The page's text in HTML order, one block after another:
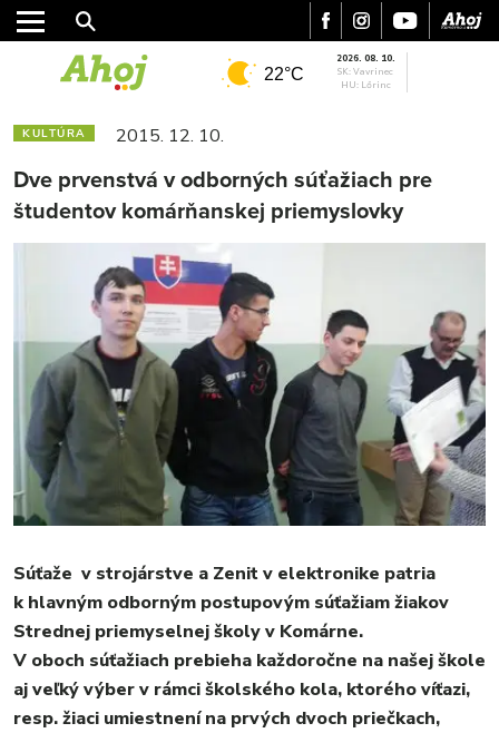
MESTO
ŠPORT
KULTÚRA
FOTKY
VIDEO
MIX
22°C
2026. 08. 10.
SK: Vavrinec
HU: Lőrinc
KULTÚRA 2015. 12. 10.
Dve prvenstvá v odborných súťažiach pre
študentov komárňanskej priemyslovky
Súťaže v strojárstve a Zenit v elektronike patria
k hlavným odborným postupovým súťažiam žiakov
Strednej priemyselnej školy v Komárne.
V oboch súťažiach prebieha každoročne na našej škole
aj veľký výber v rámci školského kola, ktorého víťazi,
resp. žiaci umiestnení na prvých dvoch priečkach,